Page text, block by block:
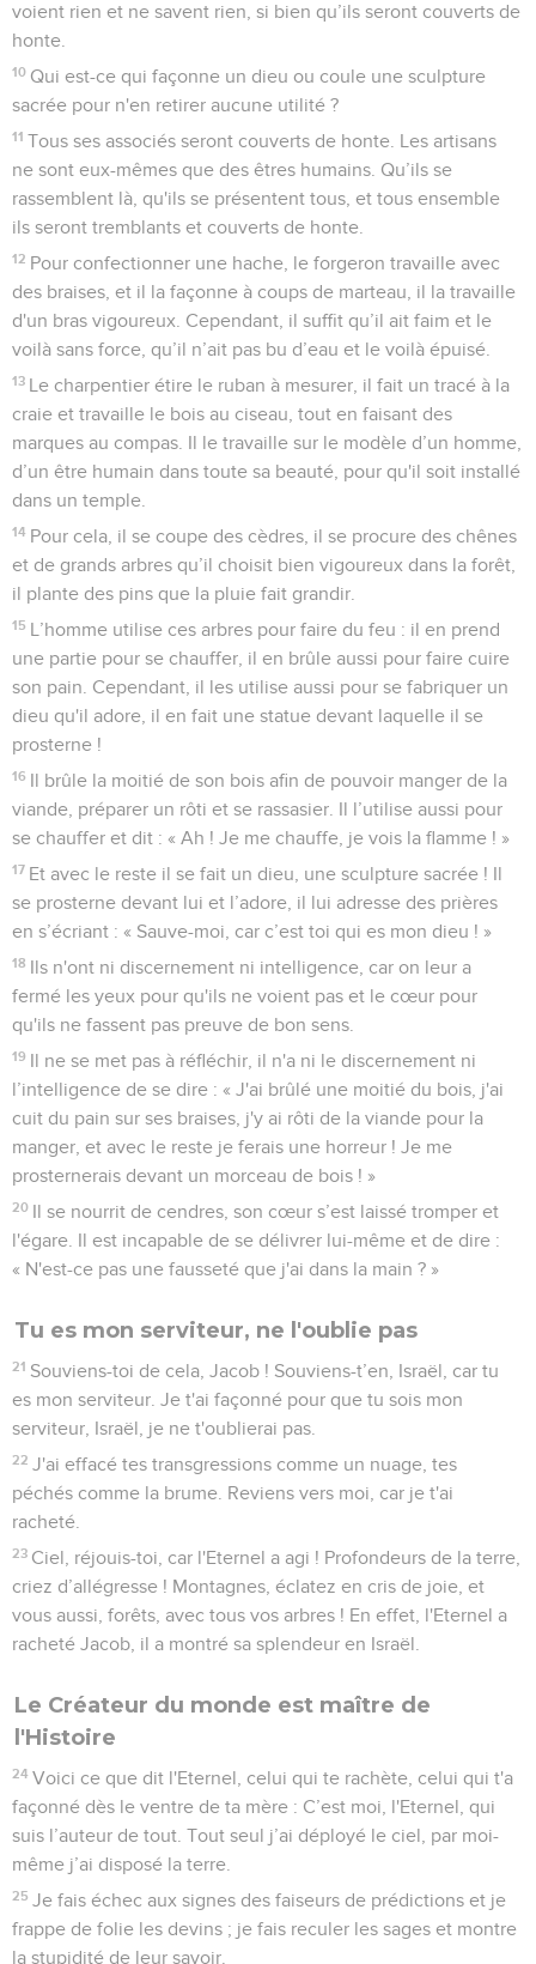
voient rien et ne savent rien, si bien qu’ils seront couverts de
honte.
10 Qui est-ce qui façonne un dieu ou coule une sculpture
sacrée pour n'en retirer aucune utilité ?
11 Tous ses associés seront couverts de honte. Les artisans
ne sont eux-mêmes que des êtres humains. Qu’ils se
rassemblent là, qu'ils se présentent tous, et tous ensemble
ils seront tremblants et couverts de honte.
12 Pour confectionner une hache, le forgeron travaille avec
des braises, et il la façonne à coups de marteau, il la travaille
d'un bras vigoureux. Cependant, il suffit qu’il ait faim et le
voilà sans force, qu’il n’ait pas bu d’eau et le voilà épuisé.
13 Le charpentier étire le ruban à mesurer, il fait un tracé à la
craie et travaille le bois au ciseau, tout en faisant des
marques au compas. Il le travaille sur le modèle d’un homme,
d’un être humain dans toute sa beauté, pour qu'il soit installé
dans un temple.
14 Pour cela, il se coupe des cèdres, il se procure des chênes
et de grands arbres qu’il choisit bien vigoureux dans la forêt,
il plante des pins que la pluie fait grandir.
15 L’homme utilise ces arbres pour faire du feu : il en prend
une partie pour se chauffer, il en brûle aussi pour faire cuire
son pain. Cependant, il les utilise aussi pour se fabriquer un
dieu qu'il adore, il en fait une statue devant laquelle il se
prosterne !
16 Il brûle la moitié de son bois afin de pouvoir manger de la
viande, préparer un rôti et se rassasier. Il l’utilise aussi pour
se chauffer et dit : « Ah ! Je me chauffe, je vois la flamme ! »
17 Et avec le reste il se fait un dieu, une sculpture sacrée ! Il
se prosterne devant lui et l’adore, il lui adresse des prières
en s’écriant : « Sauve-moi, car c’est toi qui es mon dieu ! »
18 Ils n'ont ni discernement ni intelligence, car on leur a
fermé les yeux pour qu'ils ne voient pas et le cœur pour
qu'ils ne fassent pas preuve de bon sens.
19 Il ne se met pas à réfléchir, il n'a ni le discernement ni
l’intelligence de se dire : « J'ai brûlé une moitié du bois, j'ai
cuit du pain sur ses braises, j'y ai rôti de la viande pour la
manger, et avec le reste je ferais une horreur ! Je me
prosternerais devant un morceau de bois ! »
20 Il se nourrit de cendres, son cœur s’est laissé tromper et
l'égare. Il est incapable de se délivrer lui-même et de dire :
« N'est-ce pas une fausseté que j'ai dans la main ? »
Tu es mon serviteur, ne l'oublie pas
21 Souviens-toi de cela, Jacob ! Souviens-t’en, Israël, car tu
es mon serviteur. Je t'ai façonné pour que tu sois mon
serviteur, Israël, je ne t'oublierai pas.
22 J'ai effacé tes transgressions comme un nuage, tes
péchés comme la brume. Reviens vers moi, car je t'ai
racheté.
23 Ciel, réjouis-toi, car l'Eternel a agi ! Profondeurs de la terre,
criez d’allégresse ! Montagnes, éclatez en cris de joie, et
vous aussi, forêts, avec tous vos arbres ! En effet, l'Eternel a
racheté Jacob, il a montré sa splendeur en Israël.
Le Créateur du monde est maître de
l'Histoire
24 Voici ce que dit l'Eternel, celui qui te rachète, celui qui t'a
façonné dès le ventre de ta mère : C’est moi, l'Eternel, qui
suis l’auteur de tout. Tout seul j’ai déployé le ciel, par moi-
même j’ai disposé la terre.
25 Je fais échec aux signes des faiseurs de prédictions et je
frappe de folie les devins ; je fais reculer les sages et montre
la stupidité de leur savoir.